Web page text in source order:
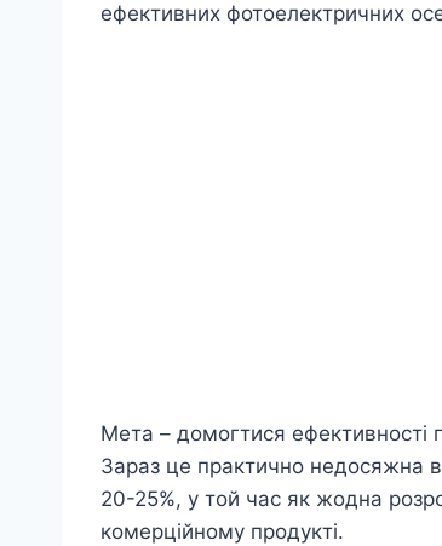
ефективних фотоелектричних
Мета – домогтися ефективності
Зараз це практично недосяжна
20-25%, у той час як жодна
комерційному продукті.